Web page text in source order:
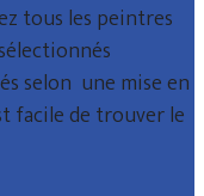
tous les peintres
selon une mise en
facile de trouver le